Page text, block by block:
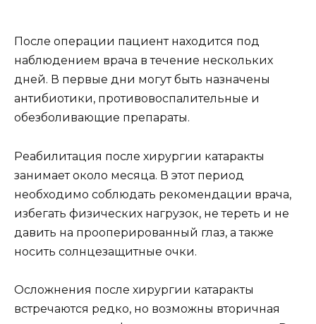
После операции пациент находится под
наблюдением врача в течение нескольких
дней. В первые дни могут быть назначены
антибиотики, противовоспалительные и
обезболивающие препараты.
Реабилитация после хирургии катаракты
занимает около месяца. В этот период
необходимо соблюдать рекомендации врача,
избегать физических нагрузок, не тереть и не
давить на прооперированный глаз, а также
носить солнцезащитные очки.
Осложнения после хирургии катаракты
встречаются редко, но возможны вторичная